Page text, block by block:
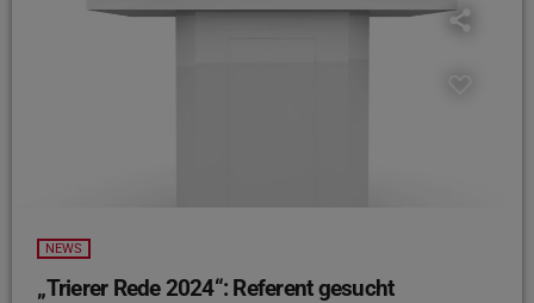
NEWS
„Trierer Rede 2024“: Referent gesucht